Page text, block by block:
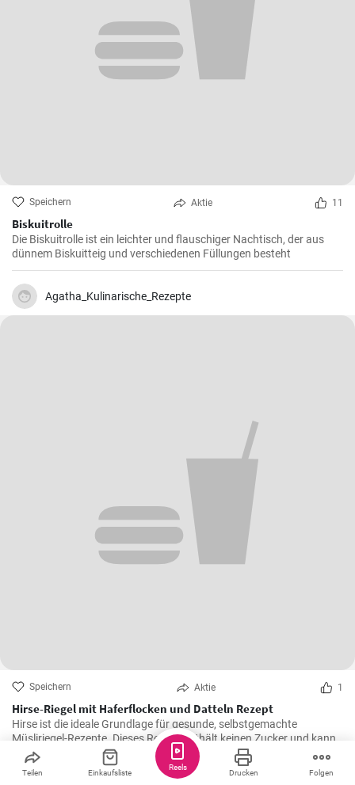
Speichern Aktie 11
Biskuitrolle
Die Biskuitrolle ist ein leichter und flauschiger Nachtisch, der aus
dünnem Biskuitteig und verschiedenen Füllungen besteht
Agatha_Kulinarische_Rezepte
Speichern Aktie 1
Hirse-Riegel mit Haferflocken und Datteln Rezept
Hirse ist die ideale Grundlage für gesunde, selbstgemachte
Müsliriegel-Rezepte. Dieses Rezept enthält keinen Zucker und kann
auch ohne Kakaopulver zubereitet werden.
Teilen Einkaufsliste Drucken Folgen
Reels